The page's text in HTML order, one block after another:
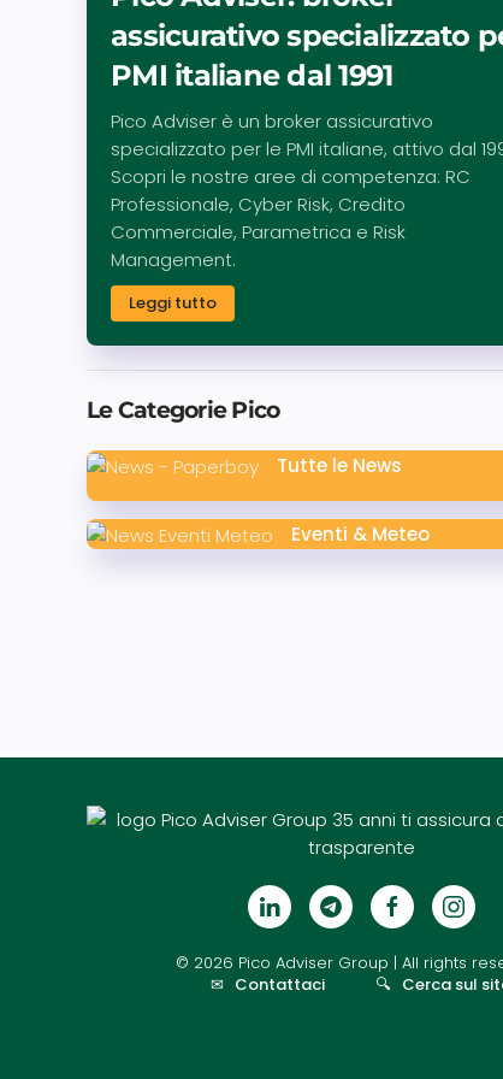
assicurativo specializzato
PMI italiane dal 1991
Pico Adviser è un broker assicurativo
specializzato per le PMI italiane, attivo dal
Scopri le nostre aree di competenza: RC
Professionale, Cyber Risk, Credito
Commerciale, Parametrica e Risk
Management.
Leggi tutto
Le Categorie Pico
Tutte le News
Eventi & Meteo
© 2026 Pico Adviser Group | All rights
✉ Contattaci 🔍 Cerca sul